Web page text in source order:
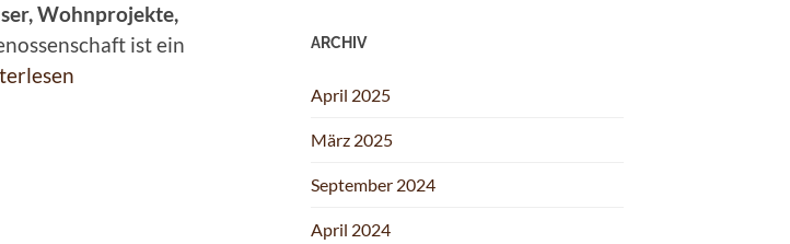
Wohnprojekte,
ist ein
ARCHIV
April 2025
März 2025
September 2024
April 2024